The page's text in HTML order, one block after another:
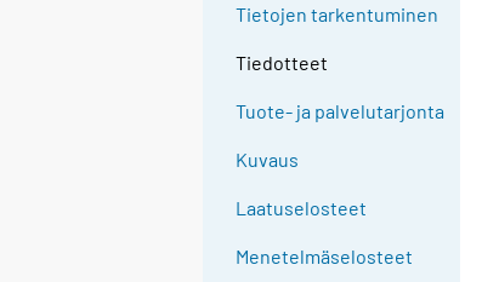
Tietojen tarkentuminen
Tiedotteet
Tuote- ja palvelutarjonta
Kuvaus
Laatuselosteet
Menetelmäselosteet